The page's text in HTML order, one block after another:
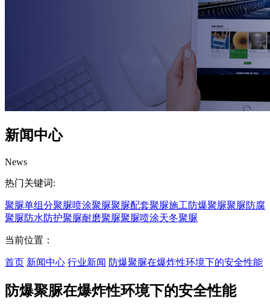
新闻中心
News
热门关键词:
聚脲单组分聚脲喷涂聚脲聚脲配套聚脲施工防爆聚脲聚脲防腐
聚脲防水防护聚脲耐磨聚脲聚脲喷涂天冬聚脲
当前位置：
首页 新闻中心 行业新闻 防爆聚脲在爆炸性环境下的安全性能
防爆聚脲在爆炸性环境下的安全性能